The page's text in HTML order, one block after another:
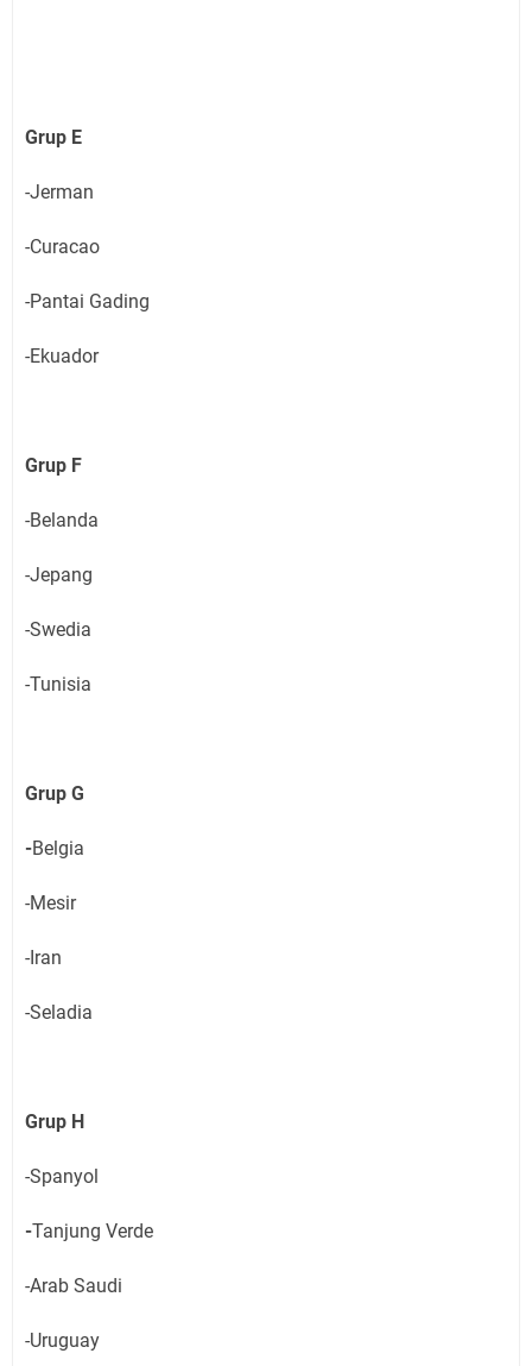
Grup E
-Jerman
-Curacao
-Pantai Gading
-Ekuador
Grup F
-Belanda
-Jepang
-Swedia
-Tunisia
Grup G
-Belgia
-Mesir
-Iran
-Seladia
Grup H
-Spanyol
-Tanjung Verde
-Arab Saudi
-Uruguay